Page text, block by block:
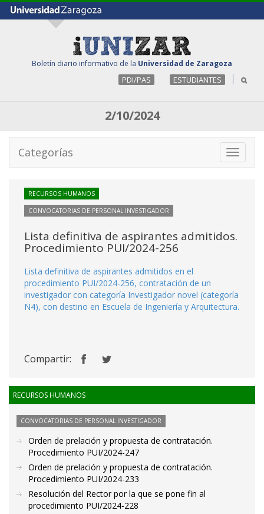
Boletín diario informativo de la Universidad de Zaragoza
PDI/PAS ESTUDIANTES
2/10/2024
Toggle
Categorías
RECURSOS HUMANOS
CONVOCATORIAS DE PERSONAL INVESTIGADOR
Lista definitiva de aspirantes admitidos.
Procedimiento PUI/2024-256
Lista definitiva de aspirantes admitidos en el
procedimiento PUI/2024-256, contratación de un
investigador con categoría Investigador novel (categoría
N4), con destino en Escuela de Ingeniería y Arquitectura.
Compartir:
RECURSOS HUMANOS
CONVOCATORIAS DE PERSONAL INVESTIGADOR
Orden de prelación y propuesta de contratación.
Procedimiento PUI/2024-247
Orden de prelación y propuesta de contratación.
Procedimiento PUI/2024-233
Resolución del Rector por la que se pone fin al
procedimiento PUI/2024-228